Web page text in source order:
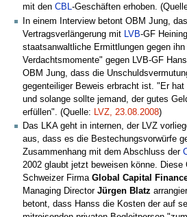
mit den CBL-Geschäften erhoben.
In einem Interview betont OBM Jung,
Vertragsverlängerung mit
LVB-GF
staatsanwaltliche Ermittlungen gegen
Verdachtsmomente" gegen LVB-GF
OBM Jung, dass die
gegenteiliger Beweis erbracht ist. "Er
und solange sollte jemand, der gutes
erfüllen". (Quelle:
LVZ, 23.08.2008)
Das LKA geht in internen, der LVZ
aus, dass es die Bestechungsvorwürfe
Zusammenhang mit dem Abschluss der
2002 glaubt jetzt beweisen könne. Diese
Schweizer Firma Global Capital
Managing Director Jürgen Blatz
betont, dass Hanss die Kosten der auf